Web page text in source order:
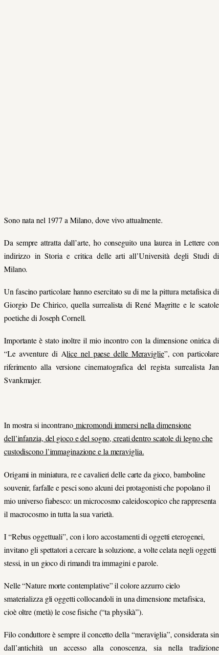
Sono nata nel 1977 a Milano, dove vivo attualmente.
Da sempre attratta dall’arte, ho conseguito una laurea in Lettere con
indirizzo in Storia e critica delle arti all’Università degli Studi di
Milano.
Un fascino particolare hanno esercitato su di me la pittura metafisica di
Giorgio De Chirico, quella surrealista di René Magritte e le scatole
poetiche di Joseph Cornell.
Importante è stato inoltre il mio incontro con la dimensione onirica di
“Le avventure di Alice nel paese delle Meraviglie”, con particolare
riferimento alla versione cinematografica del regista surrealista Jan
Svankmajer.
In mostra si incontranomicromondi immersi nella dimensione
dell’infanzia, del gioco e del sogno, creati dentro scatole di legno che
custodiscono l’immaginazione e la meraviglia.
Origami in miniatura, re e cavalieri delle carte da gioco, bamboline
souvenir, farfalle e pesci sono alcuni dei protagonisti che popolano il
mio universo fiabesco: un microcosmo caleidoscopico che rappresenta
il macrocosmo in tutta la sua varietà.
I “Rebus oggettuali”, con i loro accostamenti di oggetti eterogenei,
invitano gli spettatori a cercare la soluzione, a volte celata negli oggetti
stessi, in un gioco di rimandi tra immagini e parole.
Nelle “Nature morte contemplative” il colore azzurro cielo
smaterializza gli oggetti collocandoli in una dimensione metafisica,
cioè oltre (metà) le cose fisiche (“ta physikà”).
Filo conduttore è sempre il concetto della “meraviglia”, considerata sin
dall’antichità un accesso alla conoscenza, sia nella tradizione